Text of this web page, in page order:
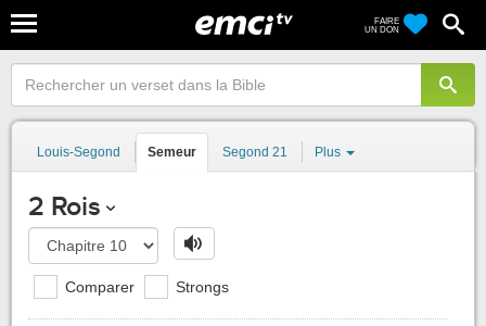
FAIRE
UN DON
Louis-Segond Semeur Segond 21 Plus
2 Rois
Comparer Strongs